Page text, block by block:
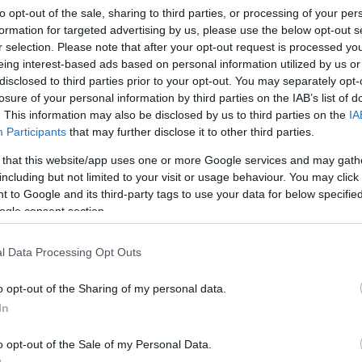
opt-out of the sale, sharing to third parties, or processing of your
for targeted advertising by us, please use the below opt-out
selection. Please note that after your opt-out request is processed
interest-based ads based on personal information utilized by us
to third parties prior to your opt-out. You may separately
of your personal information by third parties on the IAB’s list of
This information may also be disclosed by us to third parties on the
Participants that may further disclose it to other third parties.
that this website/app uses one or more Google services and may
but not limited to your visit or usage behaviour. You may
to Google and its third-party tags to use your data for below
consent section.
Data Processing Opt Outs
opt-out of the Sharing of my personal data.
opt-out of the Sale of my Personal Data.
- Δείτε φωτογραφίες
θα παιχτεί
Παράσταση - αφιέρωμα
της νίκης στο
Θέατρο Πειραιά
ηθοποιός Άκης Σακελλαρίου και η λυρική
Μαρίτα Παπαρίζου
Σοφίας Βέμπο στη σκηνή